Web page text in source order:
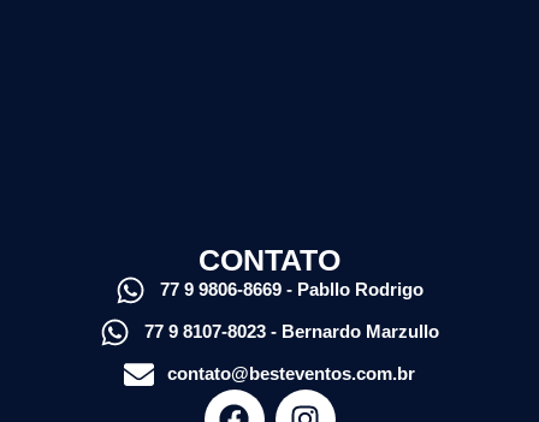
CONTATO
77 9 9806-8669 - Pabllo Rodrigo
77 9 8107-8023 - Bernardo Marzullo
contato@besteventos.com.br